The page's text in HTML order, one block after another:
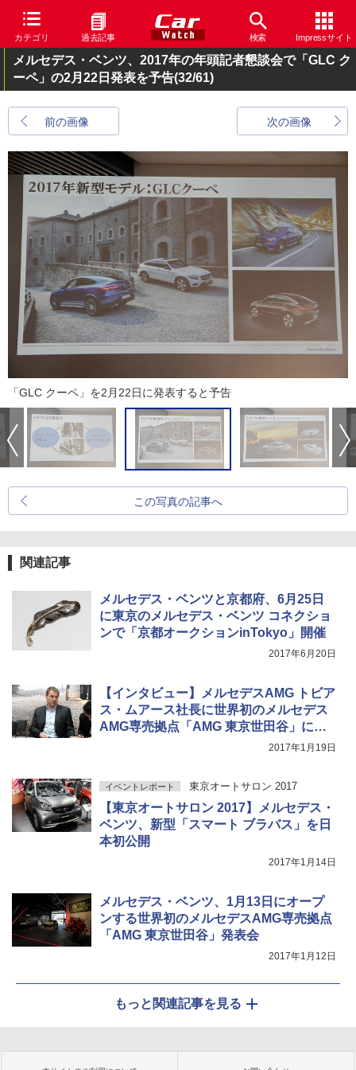
カテゴリ 過去記事 検索 Impressサイト
メルセデス・ベンツ、2017年の年頭記者懇談会で「GLC ク
ーペ」の2月22日発表を予告(32/61)
前の画像 次の画像
「GLC クーペ」を2月22日に発表すると予告
この写真の記事へ
関連記事
メルセデス・ベンツと京都府、6月25日
に東京のメルセデス・ベンツ コネクショ
ンで「京都オークションinTokyo」開催
2017年6月20日
【インタビュー】メルセデスAMG トビア
ス・ムアース社長に世界初のメルセデス
AMG専売拠点「AMG 東京世田谷」につ
2017年1月19日
イベントレポート 東京オートサロン 2017
【東京オートサロン 2017】メルセデス・
ベンツ、新型「スマート ブラバス」を日
本初公開
2017年1月14日
メルセデス・ベンツ、1月13日にオープ
ンする世界初のメルセデスAMG専売拠点
「AMG 東京世田谷」発表会
2017年1月12日
もっと関連記事を見る